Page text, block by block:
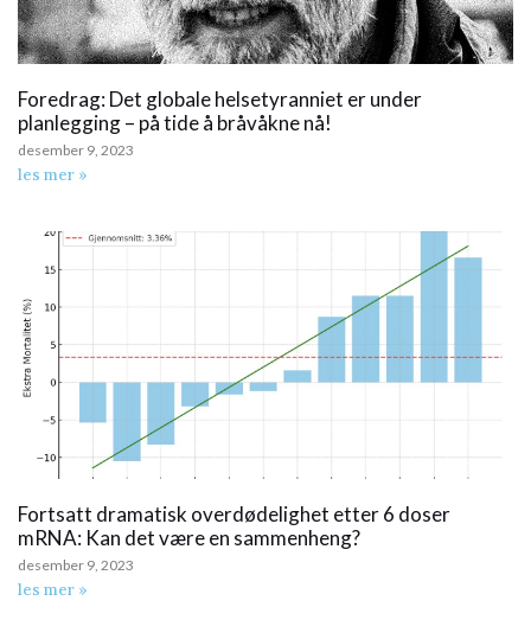
Foredrag: Det globale helsetyranniet er under
planlegging – på tide å bråvåkne nå!
desember 9, 2023
les mer »
Fortsatt dramatisk overdødelighet etter 6 doser
mRNA: Kan det være en sammenheng?
desember 9, 2023
les mer »